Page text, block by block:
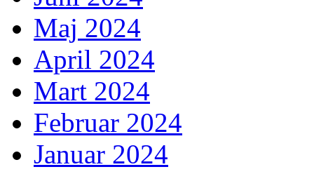
Maj 2024
April 2024
Mart 2024
Februar 2024
Januar 2024